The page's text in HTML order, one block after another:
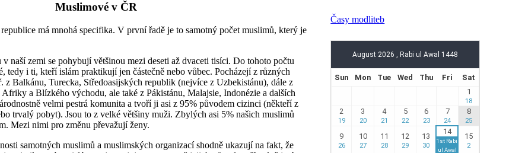
Muslimové v ČR
má mnohá specifika. V první řadě je to samotný počet muslimů, který je
naší zemi se pohybují většinou mezi deseti až dvaceti tisíci. Do tohoto počtu
tedy i ti, kteří islám praktikují jen částečně nebo vůbec. Pocházejí z různých
z Balkánu, Turecka, Středoasijských republik (nejvíce z Uzbekistánu), dále z
a Blízkého východu, ale také z Pákistánu, Malajsie, Indonézie a dalších
velmi pestrá komunita a tvoří ji asi z 95% původem cizinci (někteří z
trvalý pobyt). Jsou to z velké většiny muži. Zbylých asi 5% našich muslimů
Mezi nimi pro změnu převažují ženy.
samotných muslimů a muslimských organizací shodně ukazují na fakt, že
Časy modliteb